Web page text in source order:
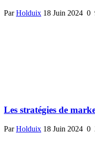
ParHolduix 18 Juin 2024 0
Les stratégies de
ParHolduix 18 Juin 2024 0